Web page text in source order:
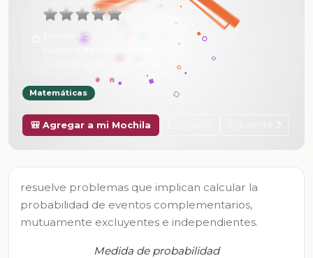
Promedio:
Sin calificar
Matemáticas
🎒 Agregar a mi Mochila
resuelve problemas que implican calcular la
probabilidad de eventos complementarios,
mutuamente excluyentes e independientes.
Medida de probabilidad